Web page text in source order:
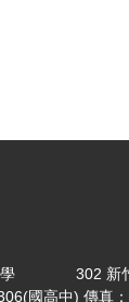
學 302 新竹縣
國高中) 傳真